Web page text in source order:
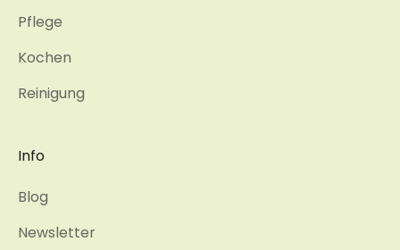
Pflege
Kochen
Reinigung
Info
Blog
Newsletter